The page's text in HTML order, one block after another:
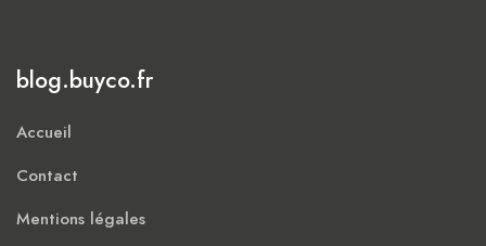
blog.buyco.fr
Accueil
Contact
Mentions légales